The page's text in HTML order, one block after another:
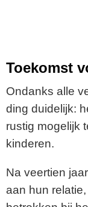
Toekomst
Ondanks alle
ding duidelijk:
rustig mogelijk
kinderen.
Na veertien
aan hun